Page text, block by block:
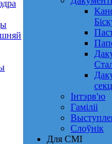
Інтэрв'ю
Гаміліі
Слоўнік
Для СМІ